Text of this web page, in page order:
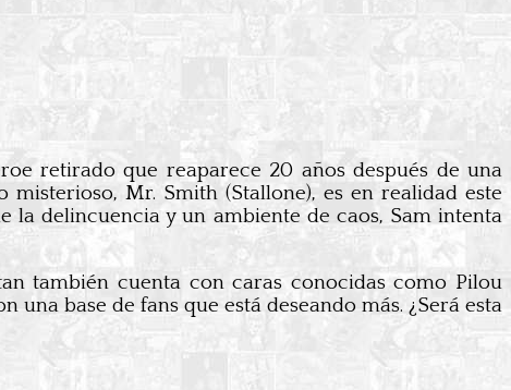
retirado que reaparece 20 años después de una
Mr. Smith (Stallone), es en realidad este
la delincuencia y un ambiente de caos, Sam intenta
también cuenta con caras conocidas como Pilou
base de fans que está deseando más. ¿Será esta